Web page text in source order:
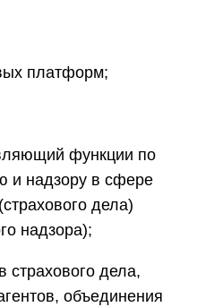
платформ;
функции по
и надзору в сфере
дела)
надзора);
страхового дела,
объединения